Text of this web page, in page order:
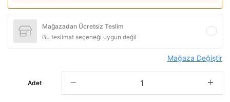
Mağazadan Ücretsiz Teslim
Bu teslimat seçeneği uygun değil
Mağaza Değiştir
Adet